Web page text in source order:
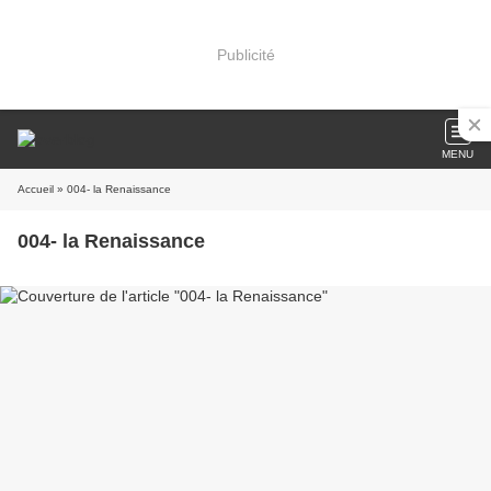
Publicité
MENU
Accueil » 004- la Renaissance
004- la Renaissance